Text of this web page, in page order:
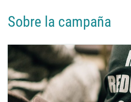
Sobre la campaña